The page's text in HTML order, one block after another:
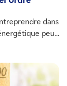
dans
peut